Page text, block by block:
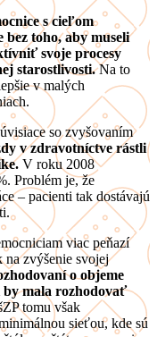
s cieľom
bez toho, aby museli
svoje procesy
starostlivosti.Na to
v malých
so zvyšovaním
v zdravotníctve rástli
V roku 2008
Problém je, že
– pacienti tak dostávajú
viac peňazí
zvýšenie svojej
o objeme
by mala rozhodovať
tomu však
sieťou, kde sú